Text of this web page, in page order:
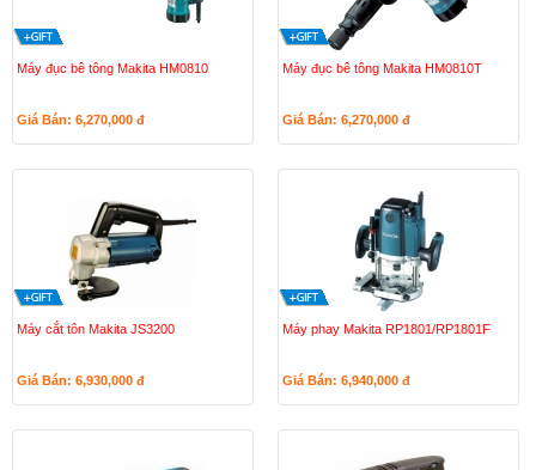
Máy đục bê tông Makita HM0810
Giá Bán: 6,270,000 đ
Máy đục bê tông Makita HM0810T
Giá Bán: 6,270,000 đ
Máy cắt tôn Makita JS3200
Giá Bán: 6,930,000 đ
Máy phay Makita RP1801/RP1801F
Giá Bán: 6,940,000 đ